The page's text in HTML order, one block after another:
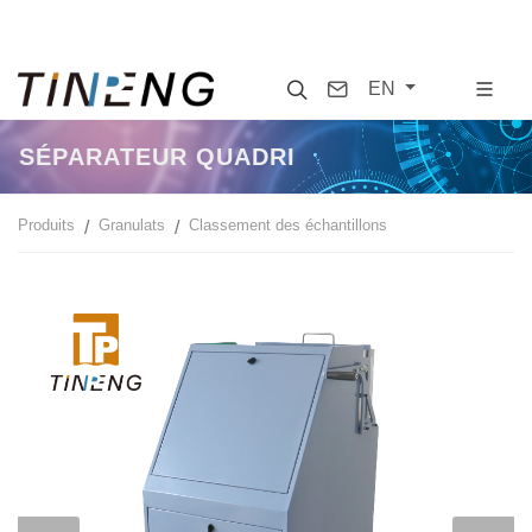
SearchContact
EN
SÉPARATEUR QUADRI
Produits Granulats Classement des échantillons